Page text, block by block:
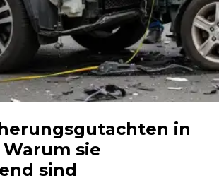
in
sie
sind